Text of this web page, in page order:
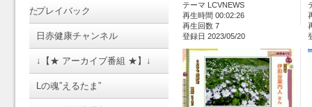
たプレイバック
日赤健康チャンネル
↓【★ アーカイブ番組 ★】↓
Lの魂”えるたま”
テーマ LCVNEWS
再生時間 00:02:26
再生回数 7
登録日 2023/05/20